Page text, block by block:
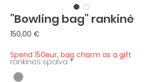
"Bowling bag" rankinė
150,00 €
Spend 150eur, bag charm as a gift
rankinės spalva *